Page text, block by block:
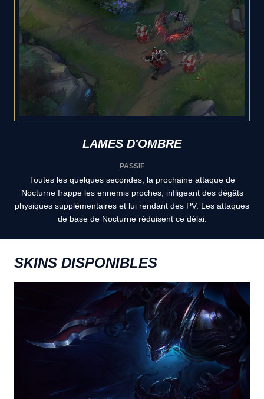
LAMES D'OMBRE
PASSIF
Toutes les quelques secondes, la prochaine attaque de
Nocturne frappe les ennemis proches, infligeant des dégâts
physiques supplémentaires et lui rendant des PV. Les attaques
de base de Nocturne réduisent ce délai.
SKINS DISPONIBLES